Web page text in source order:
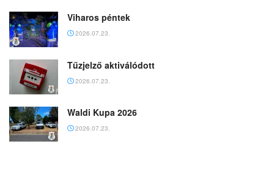
Viharos péntek
2026.07.23.
Tűzjelző aktiválódott
2026.07.23.
Waldi Kupa 2026
2026.07.23.